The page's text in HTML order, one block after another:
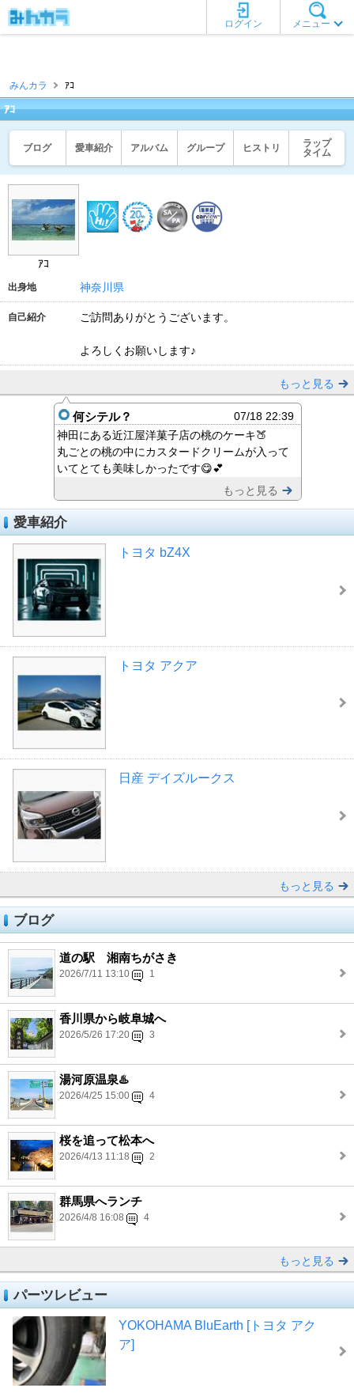
メニュー
ログイン
みんカラ ｱｺ
ｱｺ
ブログ 愛車紹介 アルバム グループ ヒストリ
ラップ
タイム
ｱｺ
出身地 神奈川県
自己紹介 ご訪問ありがとうございます。
よろしくお願いします♪
もっと見る
何シテル？
07/18 22:39
神田にある近江屋洋菓子店の桃のケーキ🍑
丸ごとの桃の中にカスタードクリームが入って
いてとても美味しかったです😋💕
もっと見る
愛車紹介
トヨタ bZ4X
トヨタ アクア
日産 デイズルークス
もっと見る
ブログ
道の駅 湘南ちがさき
2026/7/11 13:10 1
香川県から岐阜城へ
2026/5/26 17:20 3
湯河原温泉♨️
2026/4/25 15:00 4
桜を追って松本へ
2026/4/13 11:18 2
群馬県へランチ
2026/4/8 16:08 4
もっと見る
パーツレビュー
YOKOHAMA BluEarth [トヨタ アク
ア]